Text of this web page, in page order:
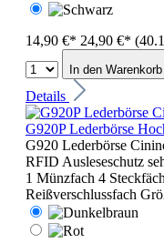
14,90 €* 24,90 €*
In den Warenkorb
Details
G920P Lederbörse
G920 Lederbörse
RFID Ausleseschutz
1 Münzfach 4
Reißverschlussfach